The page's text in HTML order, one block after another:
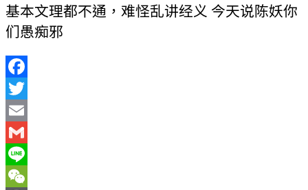
基本文理都不通，难怪乱讲经义 今天说陈妖你
们愚痴邪
Facebook
Twitter
Email
Gmail
Line